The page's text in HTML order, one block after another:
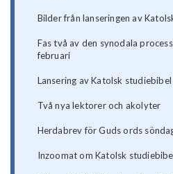
Bilder från lanseringen av
Fas två av den synodala
februari
Lansering av Katolsk
Två nya lektorer och akolyter
Herdabrev för Guds ords
Inzoomat om Katolsk